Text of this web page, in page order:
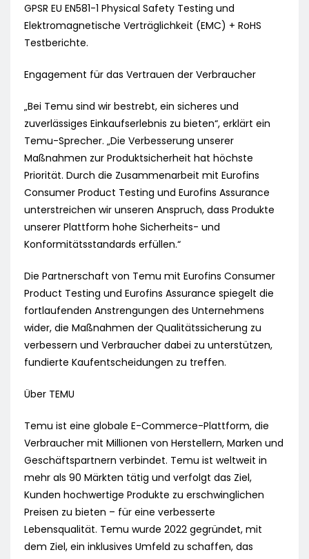
GPSR EU EN581-1 Physical Safety Testing und
Elektromagnetische Verträglichkeit (EMC) + RoHS
Testberichte.
Engagement für das Vertrauen der Verbraucher
„Bei Temu sind wir bestrebt, ein sicheres und
zuverlässiges Einkaufserlebnis zu bieten“, erklärt ein
Temu-Sprecher. „Die Verbesserung unserer
Maßnahmen zur Produktsicherheit hat höchste
Priorität. Durch die Zusammenarbeit mit Eurofins
Consumer Product Testing und Eurofins Assurance
unterstreichen wir unseren Anspruch, dass Produkte
unserer Plattform hohe Sicherheits- und
Konformitätsstandards erfüllen.“
Die Partnerschaft von Temu mit Eurofins Consumer
Product Testing und Eurofins Assurance spiegelt die
fortlaufenden Anstrengungen des Unternehmens
wider, die Maßnahmen der Qualitätssicherung zu
verbessern und Verbraucher dabei zu unterstützen,
fundierte Kaufentscheidungen zu treffen.
Über TEMU
Temu ist eine globale E-Commerce-Plattform, die
Verbraucher mit Millionen von Herstellern, Marken und
Geschäftspartnern verbindet. Temu ist weltweit in
mehr als 90 Märkten tätig und verfolgt das Ziel,
Kunden hochwertige Produkte zu erschwinglichen
Preisen zu bieten – für eine verbesserte
Lebensqualität. Temu wurde 2022 gegründet, mit
dem Ziel, ein inklusives Umfeld zu schaffen, das